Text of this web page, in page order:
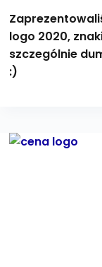
logo 2020,
szczególnie
:)